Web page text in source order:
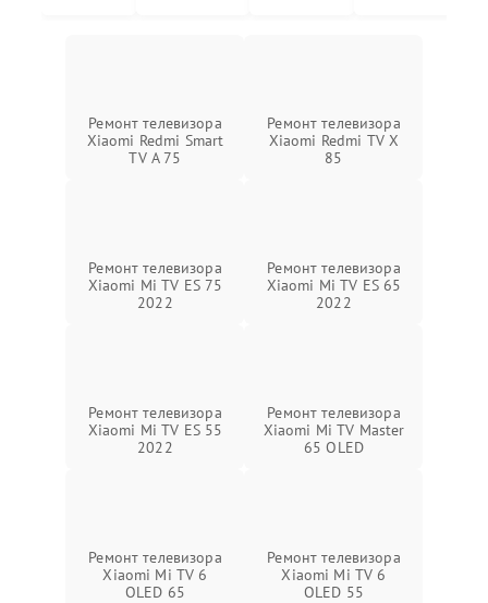
Ремонт телевизора
Xiaomi Redmi Smart
TV A 75
Ремонт телевизора
Xiaomi Redmi TV X
85
Ремонт телевизора
Xiaomi Mi TV ES 75
2022
Ремонт телевизора
Xiaomi Mi TV ES 65
2022
Ремонт телевизора
Xiaomi Mi TV ES 55
2022
Ремонт телевизора
Xiaomi Mi TV Master
65 OLED
Ремонт телевизора
Xiaomi Mi TV 6
OLED 65
Ремонт телевизора
Xiaomi Mi TV 6
OLED 55